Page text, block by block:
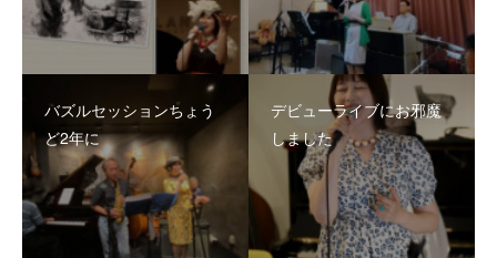
バズルセッションちょう
ど2年に
デビューライブにお邪魔
しました